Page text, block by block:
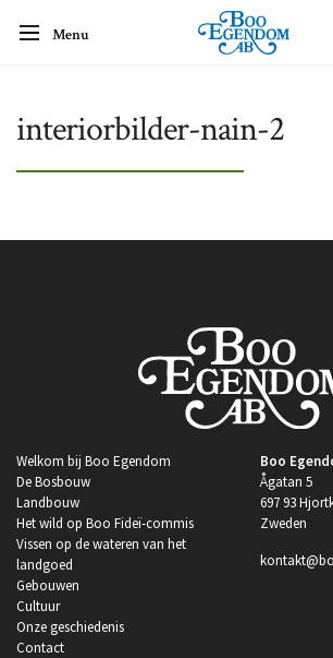
Menu
interiorbilder-nain-2
Welkom bij Boo Egendom
De Bosbouw
Landbouw
Het wild op Boo Fideï-commis
Vissen op de wateren van het
landgoed
Gebouwen
Cultuur
Onze geschiedenis
Contact
Boo
Ågatan 5
697 93
Zweden